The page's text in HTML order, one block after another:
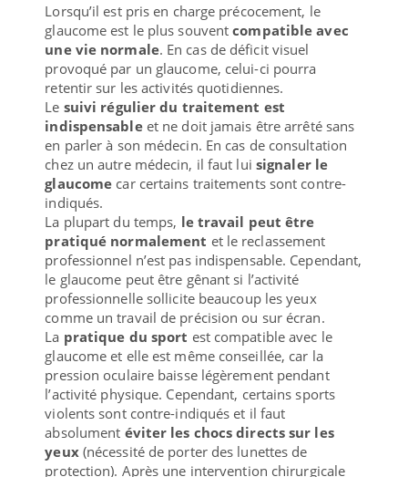
Lorsqu’il est pris en charge précocement, le
glaucome est le plus souventcompatible avec
une vie normale. En cas de déficit visuel
provoqué par un glaucome, celui-ci pourra
retentir sur les activités quotidiennes.
Le suivi régulier du traitement est
indispensableet ne doit jamais être arrêté sans
en parler à son médecin. En cas de consultation
chez un autre médecin, il faut lui signaler le
glaucome car certains traitements sont contre-
indiqués.
La plupart du temps, le travail peut être
pratiqué normalement et le reclassement
professionnel n’est pas indispensable. Cependant,
le glaucome peut être gênant si l’activité
professionnelle sollicite beaucoup les yeux
comme un travail de précision ou sur écran.
La pratique du sport est compatible avec le
glaucome et elle est même conseillée, car la
pression oculaire baisse légèrement pendant
l’activité physique. Cependant, certains sports
violents sont contre-indiqués et il faut
absolument éviter les chocs directs sur les
yeux(nécessité de porter des lunettes de
protection). Après une intervention chirurgicale